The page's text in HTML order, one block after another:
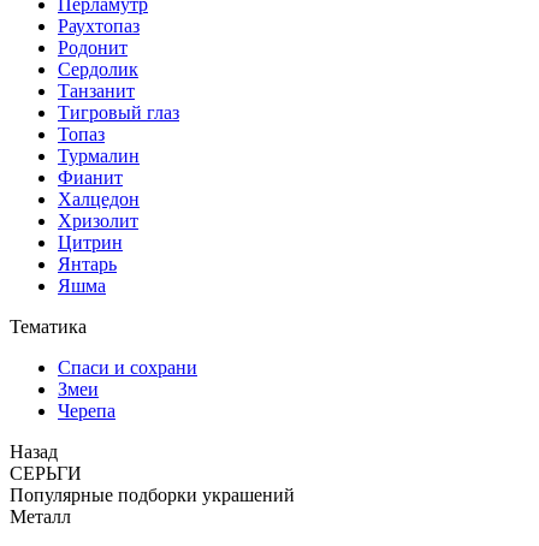
Перламутр
Раухтопаз
Родонит
Сердолик
Танзанит
Тигровый глаз
Топаз
Турмалин
Фианит
Халцедон
Хризолит
Цитрин
Янтарь
Яшма
Тематика
Спаси и сохрани
Змеи
Черепа
Назад
СЕРЬГИ
Популярные подборки украшений
Металл